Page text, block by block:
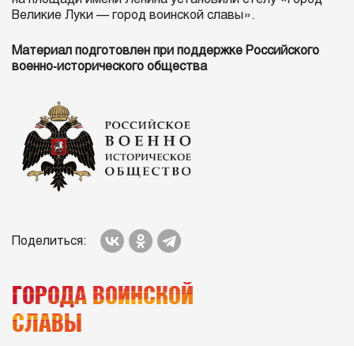
Великие Луки — город воинской славы».
Материал подготовлен при поддержке Российского
военно‑исторического общества
Поделиться:
ГОРОДА ВОИНСКОЙ
СЛАВЫ